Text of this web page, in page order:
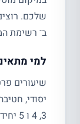
שלכם.
ב־ רשימת
למי
שיעורים
יסודי,
3, 4